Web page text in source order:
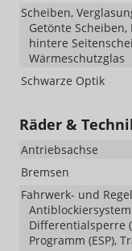
Scheiben,
Getönte Scheiben,
hintere
Wärmeschutzglas
Schwarze Optik
Räder &
Antriebsachse
Bremsen
Fahrwerk- und
Antiblockiersystem
Differentialsperre
Programm (ESP),